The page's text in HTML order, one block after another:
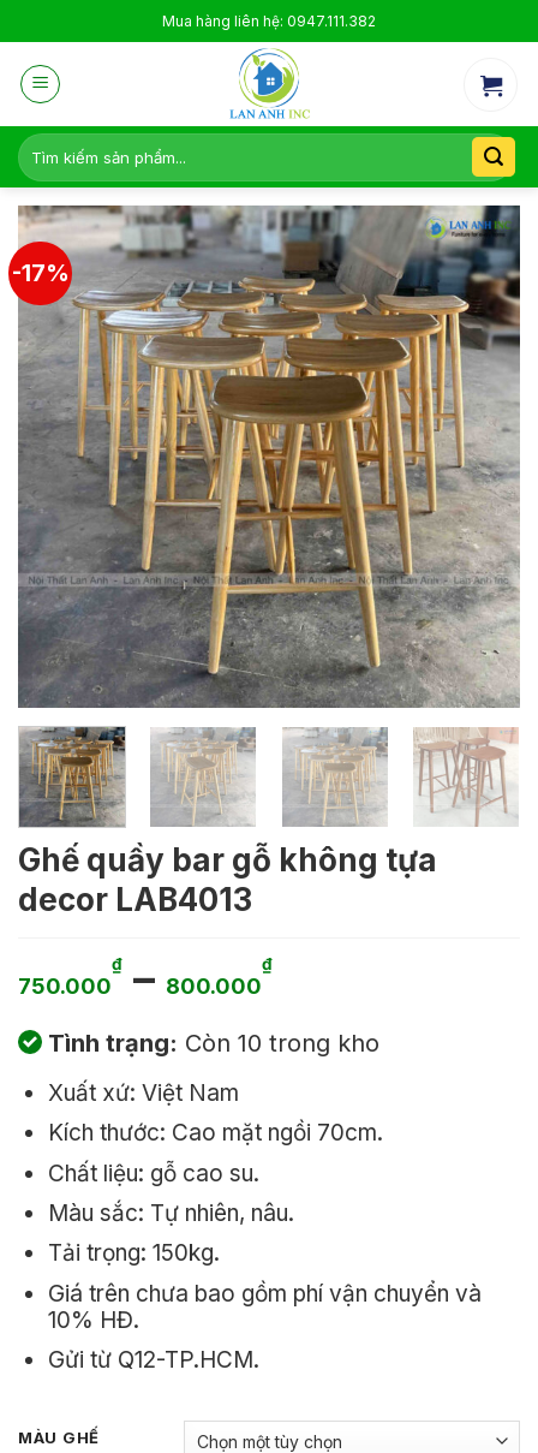
to
content
Mua hàng liên hệ: 0947.111.382
Tìm
kiếm:
-17%
Ghế quầy bar gỗ không tựa
decor LAB4013
750.000
₫ – 800.000
₫Khoảng
giá:
từ
750.000₫
đến
800.000₫
Tình trạng: Còn 10 trong kho
Xuất xứ: Việt Nam
Kích thước: Cao mặt ngồi 70cm.
Chất liệu: gỗ cao su.
Màu sắc: Tự nhiên, nâu.
Tải trọng: 150kg.
Giá trên chưa bao gồm phí vận chuyển và
10% HĐ.
Gửi từ Q12-TP.HCM.
MÀU GHẾ